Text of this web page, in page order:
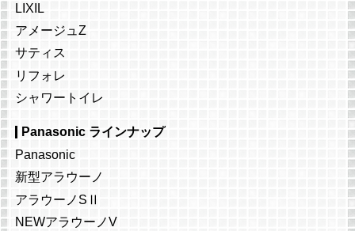
LIXIL
アメージュZ
サティス
リフォレ
シャワートイレ
Panasonic ラインナップ
Panasonic
新型アラウーノ
アラウーノSⅡ
NEWアラウーノV